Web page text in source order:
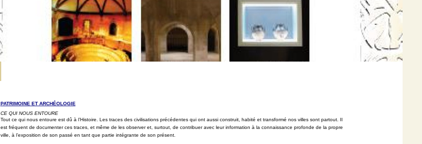
PATRIMOINE ET ARCHÉOLOGIE
CE QUI NOUS ENTOURE
Tout ce qui nous entoure est dû à l’Histoire. Les traces des civilisations précédentes qui ont aussi construit, habité et transformé nos villes sont partout. Il
est fréquent de documenter ces traces, et même de les observer et, surtout, de contribueravec leur information à la connaissance profonde de la propre
ville, à l’exposition de son passé en tant que partie intégrante de son présent.